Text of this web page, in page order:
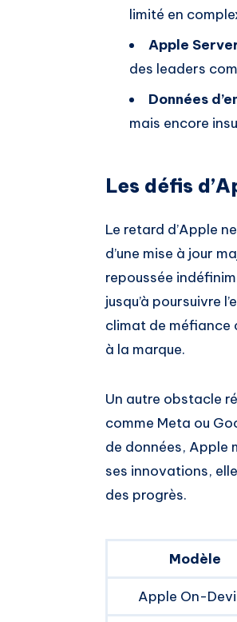
limité en
Apple
des leaders
Données
mais encore
Les défis
Le retard d’Apple
d’une mise à jour
repoussée
jusqu’à poursuivre
climat de méfiance
à la marque.
Un autre obstacle
comme Meta ou
de données, Apple
ses innovations,
des progrès.
Modèle
Apple On-